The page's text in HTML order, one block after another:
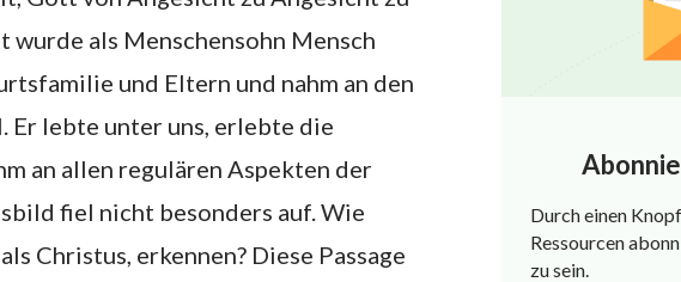
wurde als Menschensohn Mensch
und Eltern und nahm an den
lebte unter uns, erlebte die
an allen regulären Aspekten der
fiel nicht besonders auf. Wie
Christus, erkennen? Diese Passage
Durch einen
Ressourcen
zu sein.